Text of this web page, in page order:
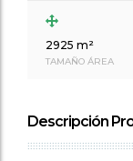
2925 m²
TAMAÑO ÁREA
Descripción